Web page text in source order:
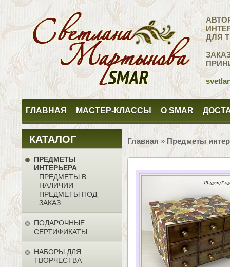
ДЛЯ
ГЛАВНАЯ МАСТЕР-КЛАССЫ О SMAR
КАТАЛОГ
ПРЕДМЕТЫ
ИНТЕРЬЕРА
ПРЕДМЕТЫ В
НАЛИЧИИ
ПРЕДМЕТЫ ПОД
ЗАКАЗ
ПОДАРОЧНЫЕ
СЕРТИФИКАТЫ
НАБОРЫ ДЛЯ
ТВОРЧЕСТВА
Главная » Предметы